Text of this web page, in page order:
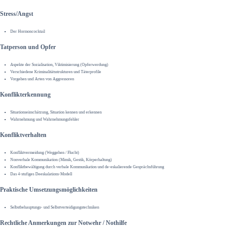
Stress/Angst
Der Hormoncocktail
Tatperson und Opfer
Aspekte der Sozialisation, Viktimisierung (Opferwerdung)
Verschiedene Kriminalitätsstrukturen und Täterprofile
Vorgehen und Arten von Aggressoren
Konflikterkennung
Situationseinschätzung, Situation kennen und erkennen
Wahrnehmung und Wahrnehmungsfehler
Konfliktverhalten
Konfliktvermeidung (Weggehen / Flucht)
Nonverbale Kommunikation (Mimik, Gestik, Körperhaltung)
Konfliktbewältigung durch verbale Kommunikation und de-eskalierende Gesprächsführung
Das 4-stufiges Deeskalations-Modell
Praktische Umsetzungsmöglichkeiten
Selbstbehauptungs- und Selbstverteidigungstechniken
Rechtliche Anmerkungen zur Notwehr / Nothilfe